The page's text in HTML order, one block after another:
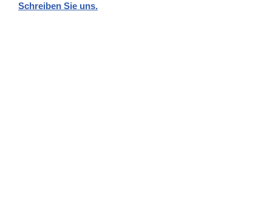
Schreiben Sie uns.